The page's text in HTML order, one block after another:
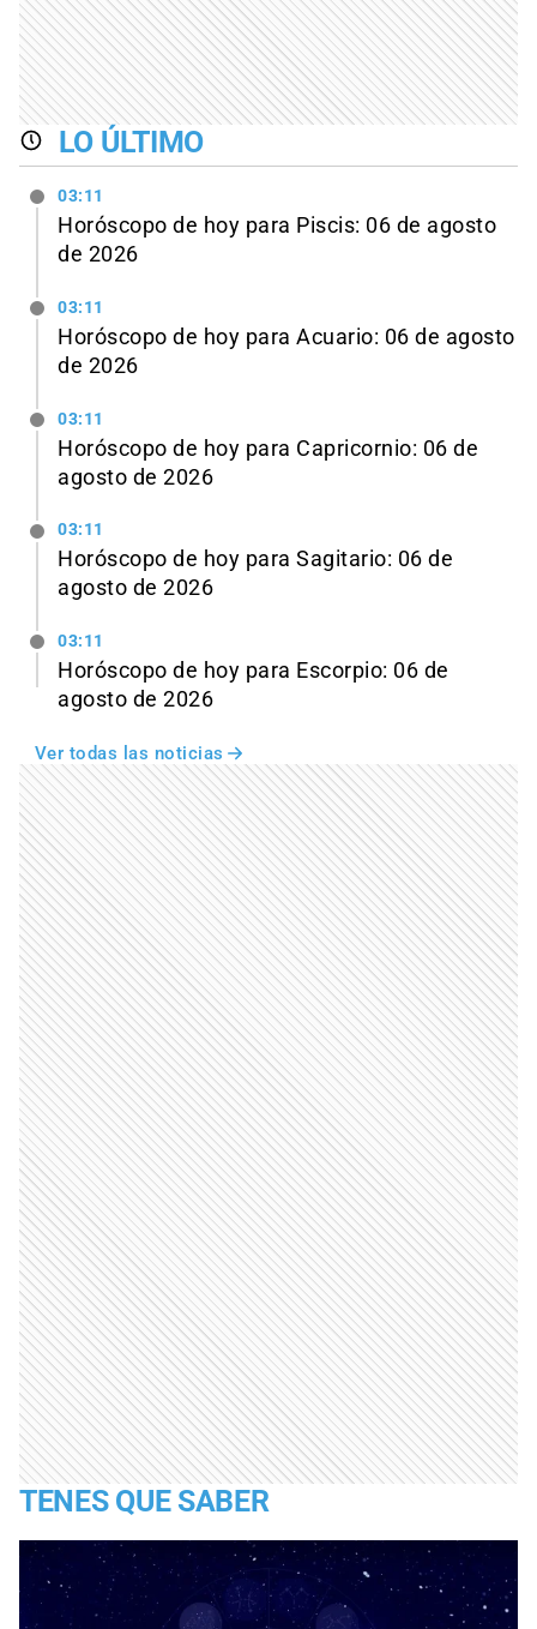
LO ÚLTIMO
03:11
Horóscopo de hoy para Piscis: 06 de agosto
de 2026
03:11
Horóscopo de hoy para Acuario: 06 de agosto
de 2026
03:11
Horóscopo de hoy para Capricornio: 06 de
agosto de 2026
03:11
Horóscopo de hoy para Sagitario: 06 de
agosto de 2026
03:11
Horóscopo de hoy para Escorpio: 06 de
agosto de 2026
Ver todas las noticias
TENES QUE SABER